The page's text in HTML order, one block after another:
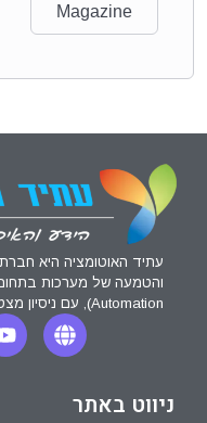
Magazine
עתיד האוטומציה היא
Automation), עם ניסיון מצטבר עשיר ומספר רב של לקוחות מרוצים.
ניווט באתר